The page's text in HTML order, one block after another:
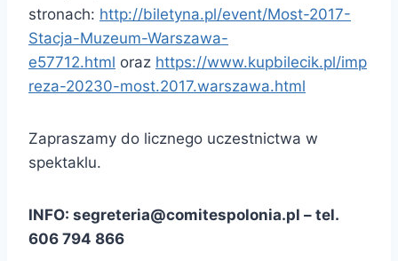
stronach: http://biletyna.pl/event/Most-2017-
Stacja-Muzeum-Warszawa-
e57712.html oraz https://www.kupbilecik.pl/imp
reza-20230-most.2017.warszawa.html
Zapraszamy do licznego uczestnictwa w
spektaklu.
INFO: segreteria@comitespolonia.pl – tel.
606 794 866